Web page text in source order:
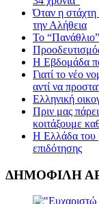
Όταν η στάχτη
την Αλήθεια
Το
Η Εβδομάδα
Γιατί το νέο
αντί να
Ελληνική
Πριν μας
κοιτάξουμε
Η Ελλάδα του
επιδότησης
ΔΗΜΟΦΙΛΗ